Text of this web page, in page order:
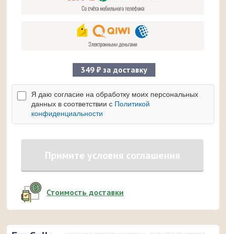
349 ₽ за доставку
Я даю согласие на обработку моих персональных
данных в соответствии с Политикой
конфиденциальности
Примите условия соглашения
Стоимость доставки